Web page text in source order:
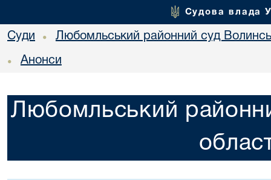
Судова влада
Суди • Любомльський районний суд
• Анонси
Любомльський